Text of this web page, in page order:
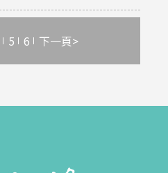
5 6 下一頁>